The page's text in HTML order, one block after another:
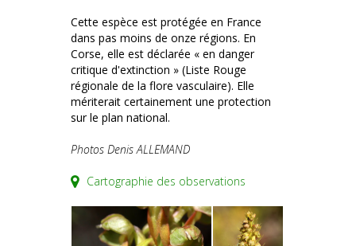
Cette espèce est protégée en France
dans pas moins de onze régions. En
Corse, elle est déclarée « en danger
critique d'extinction » (Liste Rouge
régionale de la flore vasculaire). Elle
mériterait certainement une protection
sur le plan national.
Photos Denis ALLEMAND
Cartographie des observations